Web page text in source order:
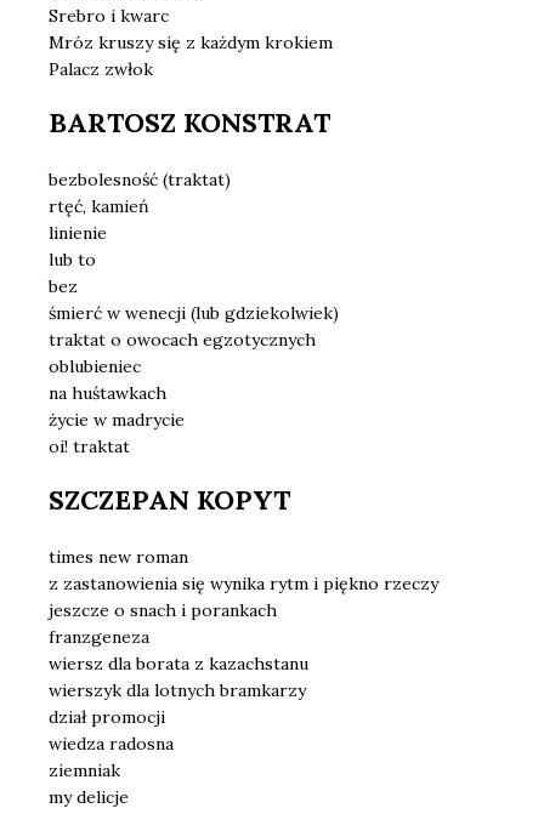
Srebro i kwarc
Mróz kruszy się z każdym krokiem
Palacz zwłok
BARTOSZ KONSTRAT
bezbolesność (traktat)
rtęć, kamień
linienie
lub to
bez
śmierć w wenecji (lub gdziekolwiek)
traktat o owocach egzotycznych
oblubieniec
na huśtawkach
życie w madrycie
oi! traktat
SZCZEPAN KOPYT
times new roman
z zastanowienia się wynika rytm i piękno rzeczy
jeszcze o snach i porankach
franzgeneza
wiersz dla borata z kazachstanu
wierszyk dla lotnych bramkarzy
dział promocji
wiedza radosna
ziemniak
my delicje